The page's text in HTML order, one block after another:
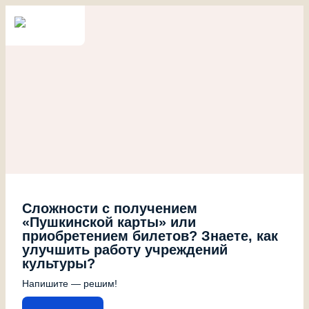
Сложности с получением
«Пушкинской карты» или
приобретением билетов? Знаете, как
улучшить работу учреждений
культуры?
Напишите — решим!